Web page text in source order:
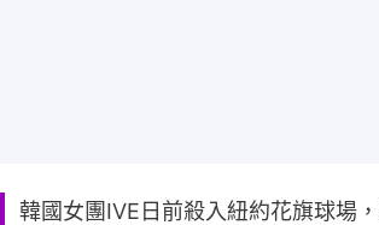
韓國女團IVE日前殺入紐約花旗球場